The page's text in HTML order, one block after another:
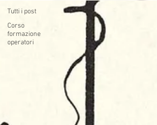
Tutti i post
Corso
formazione
operatori